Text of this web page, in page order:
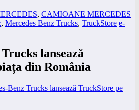
, CAMIOANE MERCEDES
, Mercedes Benz Trucks, TruckStore e-
lansează
din România